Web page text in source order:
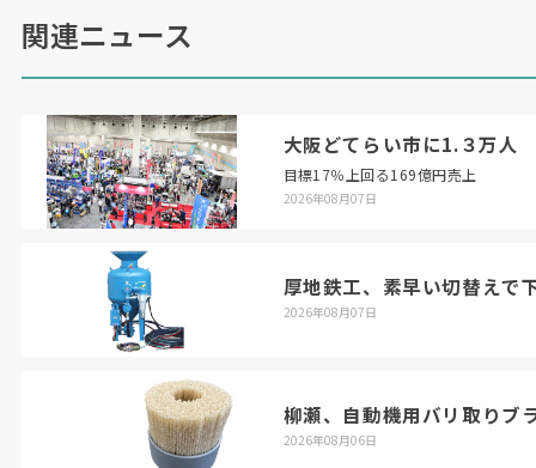
関連ニュース
大阪どてらい市に1.３万人
目標17％上回る169億円売上
2026年08月07日
厚地鉄工、素早い切替えで
2026年08月07日
柳瀬、自動機用バリ取りブ
2026年08月06日